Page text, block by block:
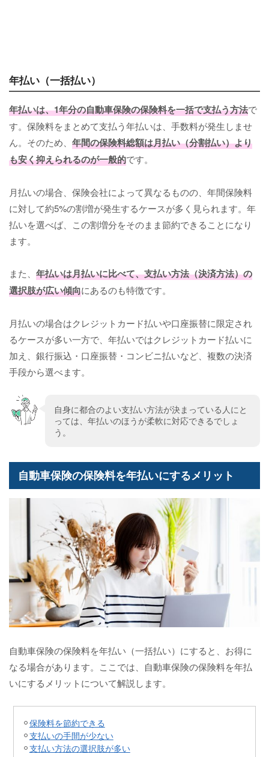
年払い（一括払い）
年払いは、1年分の自動車保険の保険料を一括で支払う方法で
す。保険料をまとめて支払う年払いは、手数料が発生しませ
ん。そのため、 年間の保険料総額は月払い（分割払い）より
も安く抑えられるのが一般的です。
月払いの場合、保険会社によって異なるものの、年間保険料
に対して約5%の割増が発生するケースが多く見られます。年
払いを選べば、この割増分をそのまま節約できることになり
ます。
また、 年払いは月払いに比べて、支払い方法（決済方法）の
選択肢が広い傾向にあるのも特徴です。
月払いの場合はクレジットカード払いや口座振替に限定され
るケースが多い一方で、年払いではクレジットカード払いに
加え、銀行振込・口座振替・コンビニ払いなど、複数の決済
手段から選べます。
自身に都合のよい支払い方法が決まっている人にと
っては、年払いのほうが柔軟に対応できるでしょ
う。
自動車保険の保険料を年払いにするメリット
自動車保険の保険料を年払い（一括払い）にすると、お得に
なる場合があります。ここでは、自動車保険の保険料を年払
いにするメリットについて解説します。
保険料を節約できる
支払いの手間が少ない
支払い方法の選択肢が多い